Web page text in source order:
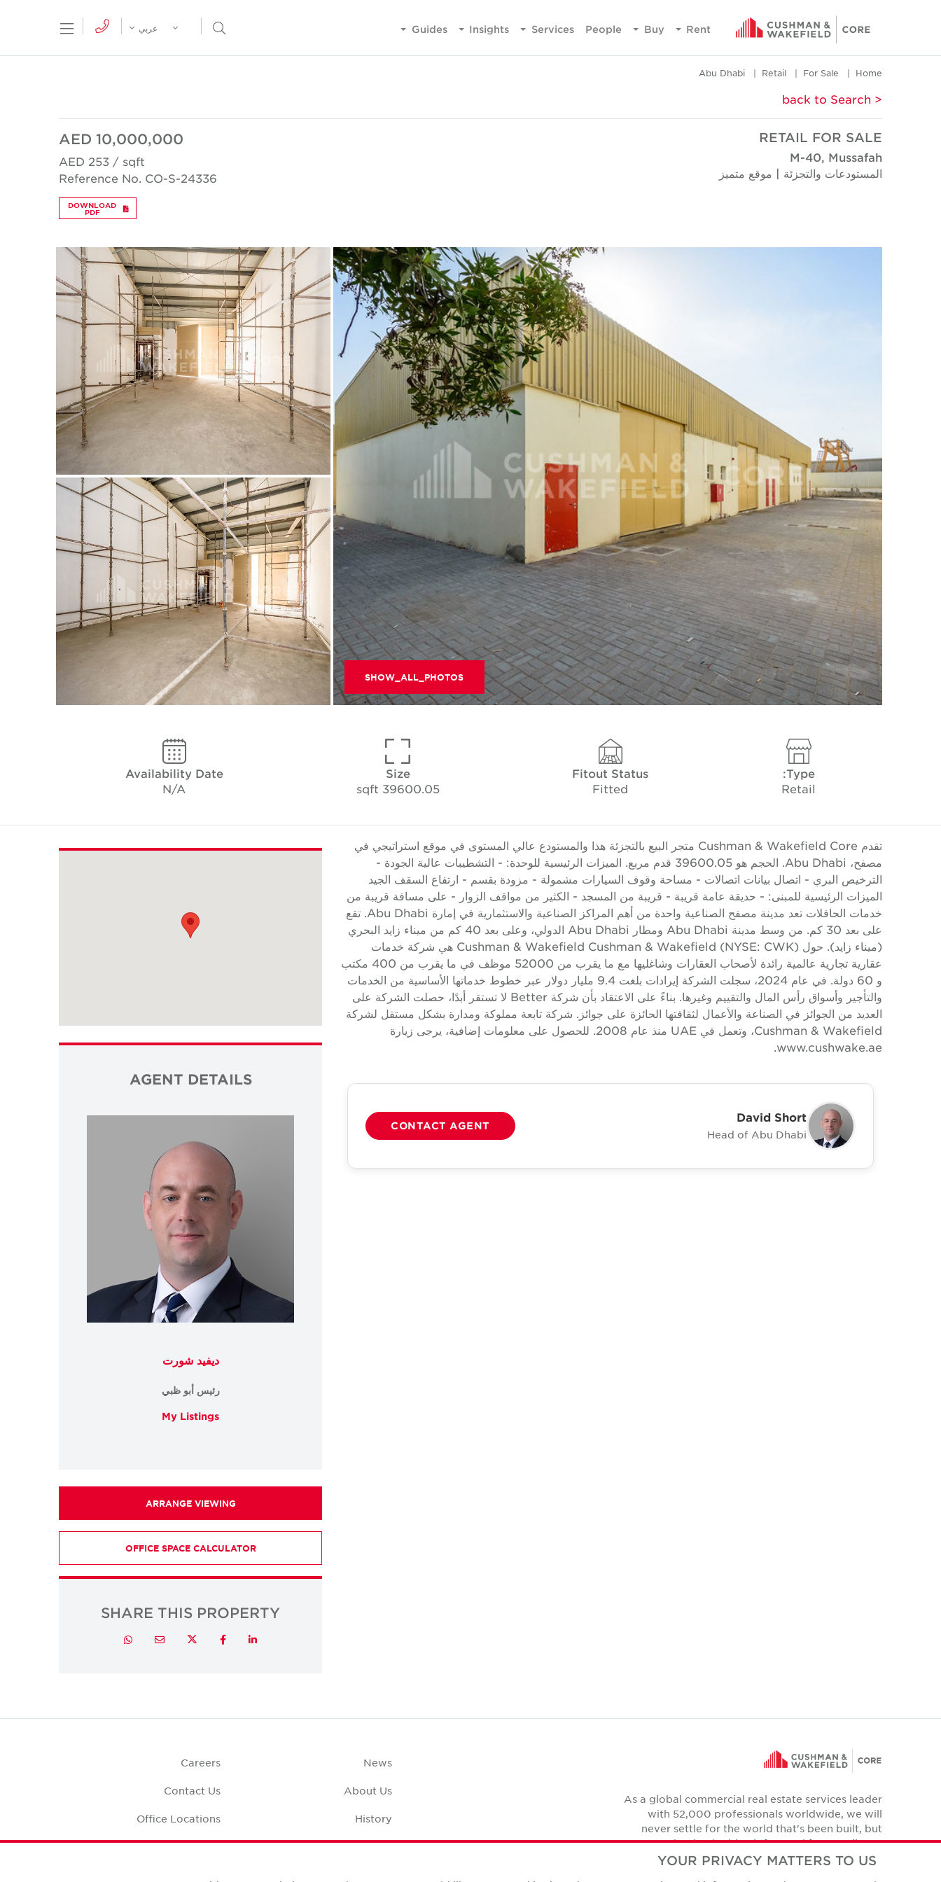
Rent
Buy
People
Services
Insights
Guides
Menu Open Search Menu
عربي
Home
For Sale
Retail
Abu Dhabi
< back to Search
RETAIL FOR SALE
M-40, Mussafah
المستودعات والتجزئة | موقع متميز
AED 10,000,000
AED 253 / sqft
Reference No. CO-S-24336
DOWNLOAD
PDF
SHOW_ALL_PHOTOS
Type:
Retail
Fitout Status
Fitted
Size
39600.05 sqft
Availability Date
N/A
تقدم Cushman & Wakefield Core متجر البيع بالتجزئة هذا والمستودع عالي المستوى في موقع استراتيجي في
مصفح، Abu Dhabi. الحجم هو 39600.05 قدم مربع. الميزات الرئيسية للوحدة: - التشطيبات عالية الجودة -
الترخيص البري - اتصال بيانات اتصالات - مساحة وقوف السيارات مشمولة - مزودة بقسم - ارتفاع السقف الجيد
الميزات الرئيسية للمبنى: - حديقة عامة قريبة - قريبة من المسجد - الكثير من مواقف الزوار - على مسافة قريبة من
خدمات الحافلات تعد مدينة مصفح الصناعية واحدة من أهم المراكز الصناعية والاستثمارية في إمارة Abu Dhabi. تقع
على بعد 30 كم. من وسط مدينة Abu Dhabi ومطار Abu Dhabi الدولي، وعلى بعد 40 كم من ميناء زايد البحري
(ميناء زايد). حول Cushman & Wakefield Cushman & Wakefield (NYSE: CWK) هي شركة خدمات
عقارية تجارية عالمية رائدة لأصحاب العقارات وشاغليها مع ما يقرب من 52000 موظف في ما يقرب من 400 مكتب
و 60 دولة. في عام 2024، سجلت الشركة إيرادات بلغت 9.4 مليار دولار عبر خطوط خدماتها الأساسية من الخدمات
والتأجير وأسواق رأس المال والتقييم وغيرها. بناءً على الاعتقاد بأن شركة Better لا تستقر أبدًا، حصلت الشركة على
العديد من الجوائز في الصناعة والأعمال لثقافتها الحائزة على جوائز. شركة تابعة مملوكة ومدارة بشكل مستقل لشركة
Cushman & Wakefield، وتعمل في UAE منذ عام 2008. للحصول على معلومات إضافية، يرجى زيارة
www.cushwake.ae.
David Short
Head of Abu Dhabi
CONTACT AGENT
AGENT DETAILS
ديفيد شورت
رئيس أبو ظبي
My Listings
ARRANGE VIEWING
OFFICE SPACE CALCULATOR
SHARE THIS PROPERTY
LinkedIn
Facebook
Twitter
Email
Whatsapp
As a global commercial real estate services leader
with 52,000 professionals worldwide, we will
never settle for the world that's been built, but
relentlessly drive it forward for our clients,
colleagues and communities.
News
About Us
History
Case Studies
Careers
Contact Us
Office Locations
Corporate Social
YOUR PRIVACY MATTERS TO US